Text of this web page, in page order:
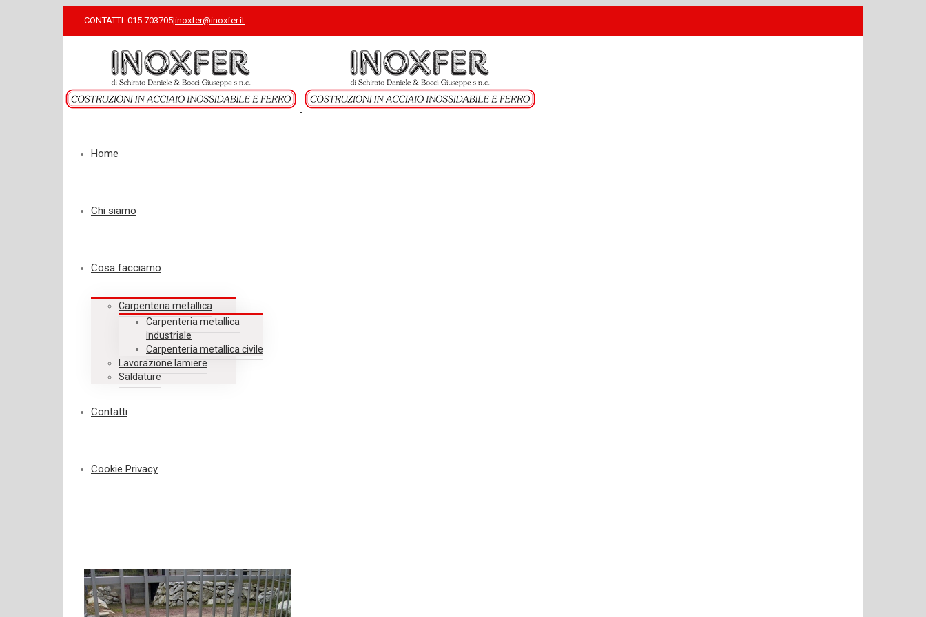
CONTATTI: 015 703705|inoxfer@inoxfer.it
Home
Chi siamo
Cosa facciamo
Carpenteria metallica
Carpenteria metallica
industriale
Carpenteria metallica civile
Lavorazione lamiere
Saldature
Contatti
Cookie Privacy